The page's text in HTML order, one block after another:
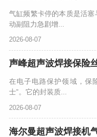
气缸频繁卡停的本质是活
动副阻力急剧增...
2026-08-07
声峰超声波焊接保险
在电子电路保护领域，保
士”。它的封装质...
2026-08-07